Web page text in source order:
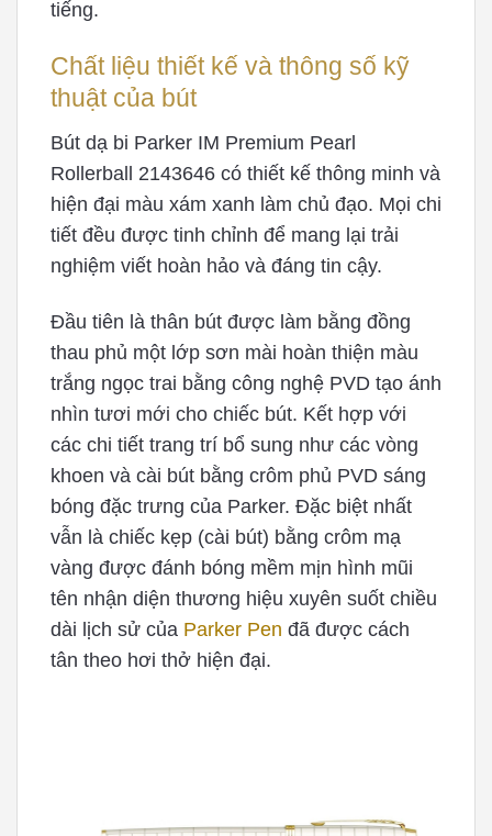
tiếng.
Chất liệu thiết kế và thông số kỹ
thuật của bút
Bút dạ bi Parker IM Premium Pearl
Rollerball 2143646 có thiết kế thông minh và
hiện đại màu xám xanh làm chủ đạo. Mọi chi
tiết đều được tinh chỉnh để mang lại trải
nghiệm viết hoàn hảo và đáng tin cậy.
Đầu tiên là thân bút được làm bằng đồng
thau phủ một lớp sơn mài hoàn thiện màu
trắng ngọc trai bằng công nghệ PVD tạo ánh
nhìn tươi mới cho chiếc bút. Kết hợp với
các chi tiết trang trí bổ sung như các vòng
khoen và cài bút bằng crôm phủ PVD sáng
bóng đặc trưng của Parker. Đặc biệt nhất
vẫn là chiếc kẹp (cài bút) bằng crôm mạ
vàng được đánh bóng mềm mịn hình mũi
tên nhận diện thương hiệu xuyên suốt chiều
dài lịch sử của Parker Pen đã được cách
tân theo hơi thở hiện đại.